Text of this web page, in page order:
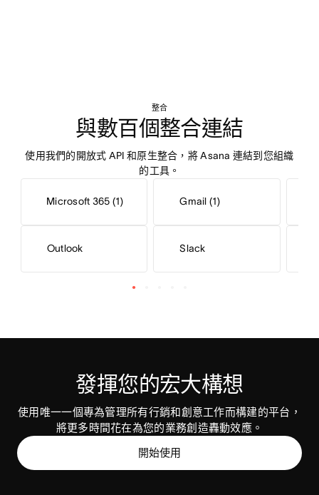
整合
與數百個整合連結
使用我們的開放式 API 和原生整合，將 Asana 連結到您組織
的工具。
Microsoft 365 (1)
Outlook
Gmail (1)
Slack
發揮您的宏大構想
使用唯一一個專為管理所有行銷和創意工作而構建的平台，
將更多時間花在為您的業務創造轟動效應。
開始使用